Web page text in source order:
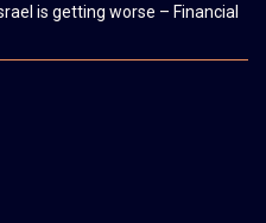
is getting worse – Financial